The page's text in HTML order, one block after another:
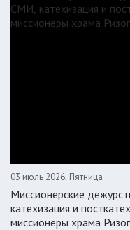
03 июль 2026, Пятница
Миссионерские
катехизация и
миссионеры храма